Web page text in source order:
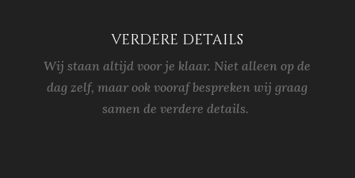
verdere details
Wij staan altijd voor je klaar. Niet alleen op de
dag zelf, maar ook vooraf bespreken wij graag
samen de verdere details.